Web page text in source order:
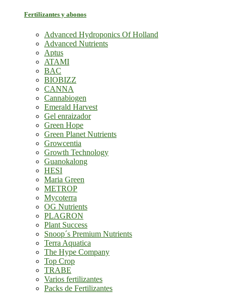
Fertilizantes y abonos
Advanced Hydroponics Of Holland
Advanced Nutrients
Aptus
ATAMI
BAC
BIOBIZZ
CANNA
Cannabiogen
Emerald Harvest
Gel enraizador
Green Hope
Green Planet Nutrients
Growcentia
Growth Technology
Guanokalong
HESI
Maria Green
METROP
Mycoterra
OG Nutrients
PLAGRON
Plant Success
Snoop´s Premium Nutrients
Terra Aquatica
The Hype Company
Top Crop
TRABE
Varios fertilizantes
Packs de Fertilizantes